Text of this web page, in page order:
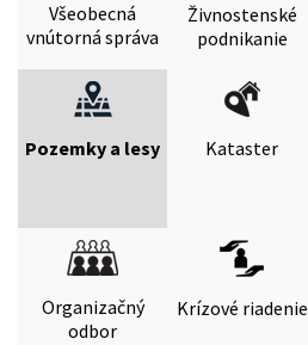
Všeobecná
vnútorná správa
Živnostenské
podnikanie
Pozemky a lesy Kataster
Organizačný
odbor
Krízové riadenie